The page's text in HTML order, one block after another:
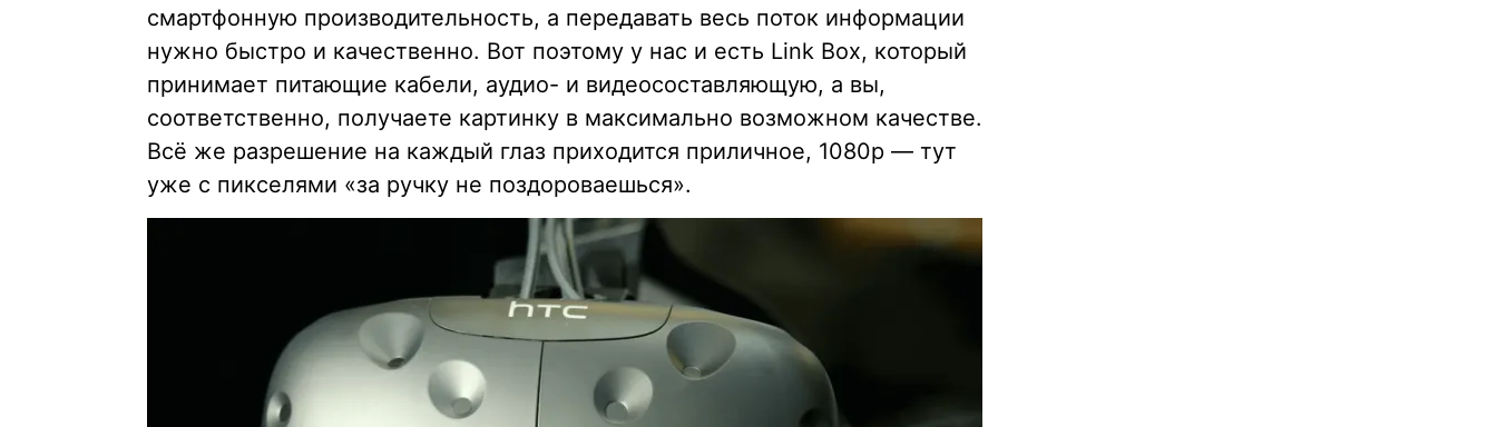
смартфонную производительность, а передавать весь поток информации
нужно быстро и качественно. Вот поэтому у нас и есть Link Box, который
принимает питающие кабели, аудио- и видеосоставляющую, а вы,
соответственно, получаете картинку в максимально возможном качестве.
Всё же разрешение на каждый глаз приходится приличное, 1080p — тут
уже с пикселями «за ручку не поздороваешься».